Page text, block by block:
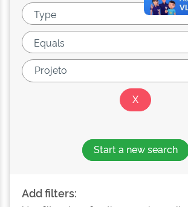
Start a new search
Add filters: